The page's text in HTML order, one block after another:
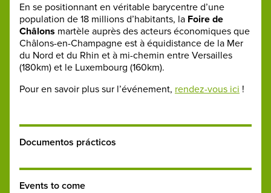
En se positionnant en véritable barycentre d’une
population de 18 millions d’habitants, la Foire de
Châlons martèle auprès des acteurs économiques que
Châlons-en-Champagne est à équidistance de la Mer
du Nord et du Rhin et à mi-chemin entre Versailles
(180km) et le Luxembourg (160km).
Pour en savoir plus sur l’événement, rendez-vous ici !
Documentos prácticos
Events to come